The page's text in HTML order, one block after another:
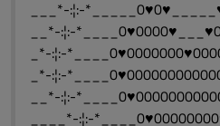
___*-:¦:-
__*-:¦:-
_*-:¦:-
_*-:¦:-
__*-:¦:-
____*-:¦:-